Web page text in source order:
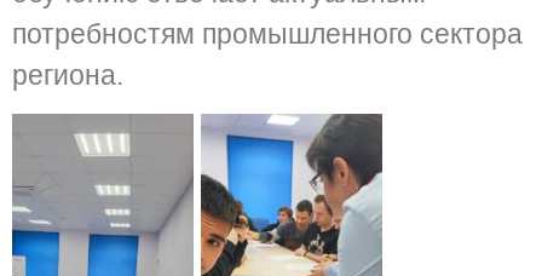
потребностям промышленного сектора
региона.